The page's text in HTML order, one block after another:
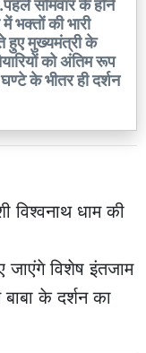
सोमवार के होने
भक्तों की भारी
हुए मुख्यमंत्री के
को अंतिम रूप
के भीतर ही दर्शन
विश्वनाथ धाम की
जाएंगे विशेष इंतजाम
के दर्शन का